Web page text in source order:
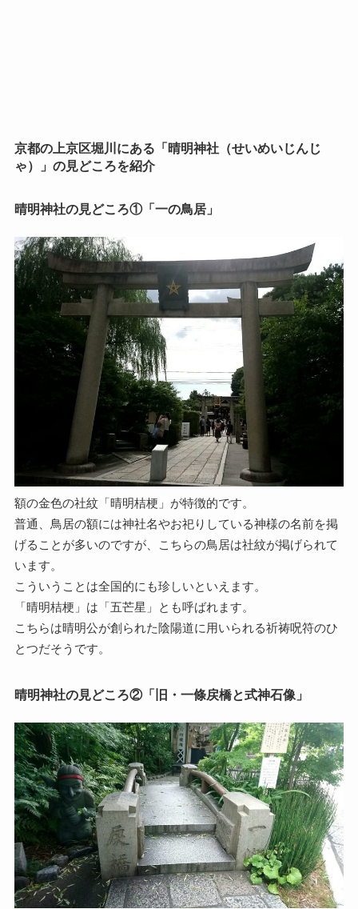
京都の上京区堀川にある「晴明神社（せいめいじんじ
ゃ）」の見どころを紹介
晴明神社の見どころ①「一の鳥居」
額の金色の社紋「晴明桔梗」が特徴的です。
普通、鳥居の額には神社名やお祀りしている神様の名前を掲
げることが多いのですが、こちらの鳥居は社紋が掲げられて
います。
こういうことは全国的にも珍しいといえます。
「晴明桔梗」は「五芒星」とも呼ばれます。
こちらは晴明公が創られた陰陽道に用いられる祈祷呪符のひ
とつだそうです。
晴明神社の見どころ②「旧・一條戻橋と式神石像」